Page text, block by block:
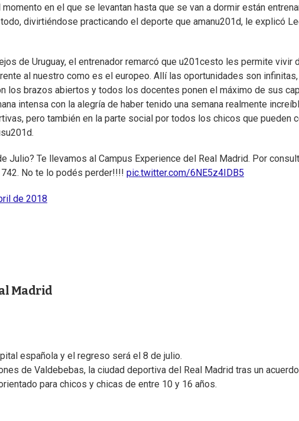
en el que se levantan hasta que se van a dormir están
divirtiéndose practicando el deporte que amanu201d, le explicó
de Uruguay, el entrenador remarcó que u201cesto les permite vivir
al nuestro como es el europeo. Allí las oportunidades son
los brazos abiertos y todos los docentes ponen el máximo de sus
intensa con la alegría de haber tenido una semana realmente
pero también en la parte social por todos los chicos que pueden
Julio? Te llevamos al Campus Experience del Real Madrid. Por
No te lo podés perder!!!! pic.twitter.com/6NE5z4IDB5
de 2018
Madrid
española y el regreso será el 8 de julio.
de Valdebebas, la ciudad deportiva del Real Madrid tras un
para chicos y chicas de entre 10 y 16 años.